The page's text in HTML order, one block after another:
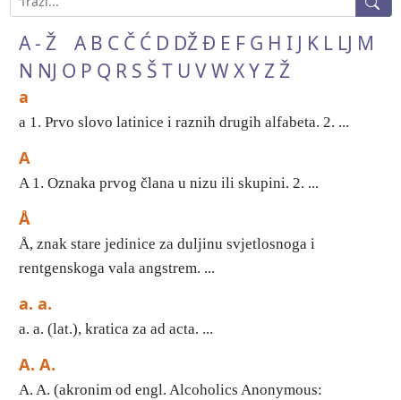
A - Ž A B C Č Ć D DŽĐ E F G H I J K L LJ M
N NJ O P Q R S Š T U VW XYZŽ
a
a 1. Prvo slovo latinice i raznih drugih alfabeta. 2. ...
A
A 1. Oznaka prvog člana u nizu ili skupini. 2. ...
Å
Å, znak stare jedinice za duljinu svjetlosnoga i
rentgenskoga vala angstrem. ...
a. a.
a. a. (lat.), kratica za ad acta. ...
A. A.
A. A. (akronim od engl. Alcoholics Anonymous: